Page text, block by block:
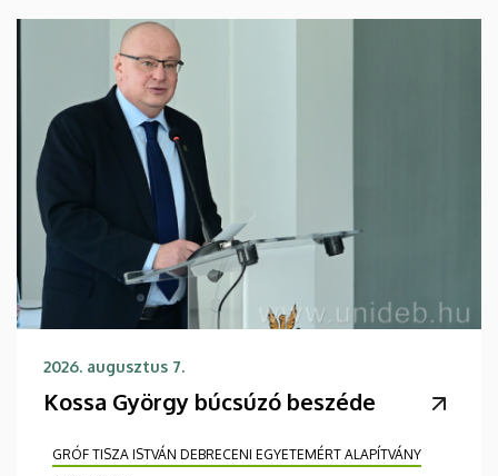
2026. augusztus 7.
Kossa György búcsúzó beszéde
GRÓF TISZA ISTVÁN DEBRECENI EGYETEMÉRT ALAPÍTVÁNY